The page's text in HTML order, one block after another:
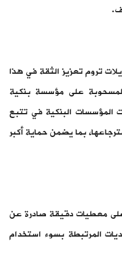
تروم تعزيز الثقة في هذا
على مؤسسة بنكية
المؤسسات البنكية في تتبع
بما يضمن حماية أكبر
على معطيات دقيقة صادرة عن
المرتبطة بسوء استخدام